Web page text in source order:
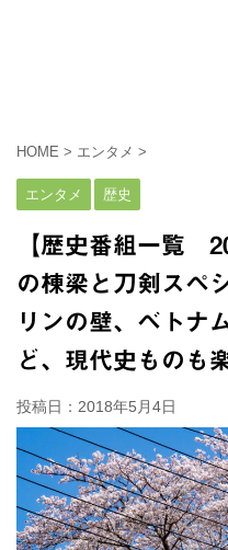
HOME > エンタメ >
エンタメ 歴史
【歴史番組一覧
の棟梁と刀剣スペ
リンの壁、ベトナ
ど、現代史ものも
投稿日： 2018年5月4日